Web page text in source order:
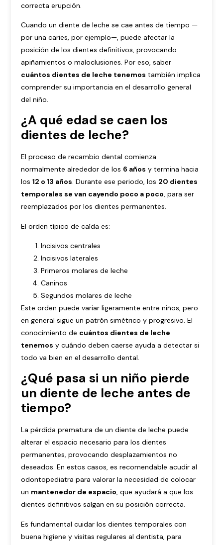
correcta erupción.
Cuando un diente de leche se cae antes de tiempo —
por una caries, por ejemplo—, puede afectar la
posición de los dientes definitivos, provocando
apiñamientos o maloclusiones. Por eso, saber
cuántos dientes de leche tenemos también implica
comprender su importancia en el desarrollo general
del niño.
¿A qué edad se caen los
dientes de leche?
El proceso de recambio dental comienza
normalmente alrededor de los 6 años y termina hacia
los12 o 13 años. Durante ese periodo, los 20 dientes
temporales se van cayendo poco a poco, para ser
reemplazados por los dientes permanentes.
El orden típico de caída es:
Incisivos centrales
Incisivos laterales
Primeros molares de leche
Caninos
Segundos molares de leche
Este orden puede variar ligeramente entre niños, pero
en general sigue un patrón simétrico y progresivo. El
conocimiento de cuántos dientes de leche
tenemos y cuándo deben caerse ayuda a detectar si
todo va bien en el desarrollo dental.
¿Qué pasa si un niño pierde
un diente de leche antes de
tiempo?
La pérdida prematura de un diente de leche puede
alterar el espacio necesario para los dientes
permanentes, provocando desplazamientos no
deseados. En estos casos, es recomendable acudir al
odontopediatra para valorar la necesidad de colocar
un mantenedor de espacio, que ayudará a que los
dientes definitivos salgan en su posición correcta.
Es fundamental cuidar los dientes temporales con
buena higiene y visitas regulares al dentista, para